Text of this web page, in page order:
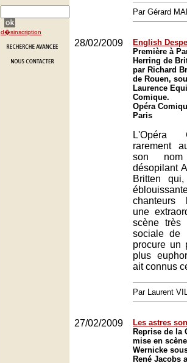
d�sinscription
Par Gérard
28/02/2009
English
Première à
Herring de
par Richard
de Rouen,
Laurence
Comique.
Opéra
Paris
L'Opéra
rarement
son
désopilant
Britten
chanteurs
une
scène très
sociale de
procure un
plus
ait connus
Par Laurent
27/02/2009
Les astres
Reprise de la
mise en
Wernicke
René Jacobs